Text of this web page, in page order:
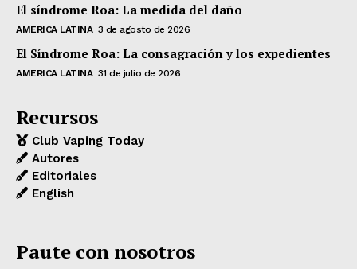
El síndrome Roa: La medida del daño
AMERICA LATINA 3 de agosto de 2026
El Síndrome Roa: La consagración y los expedientes
AMERICA LATINA 31 de julio de 2026
Recursos
Club Vaping Today
Autores
Editoriales
English
Paute con nosotros